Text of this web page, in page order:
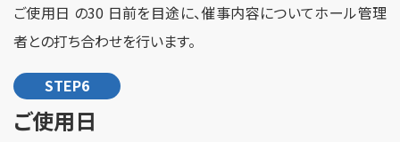
ご使用日 の30 日前を目途に、催事内容についてホール管理
者との打ち合わせを行います。
STEP6
ご使用日